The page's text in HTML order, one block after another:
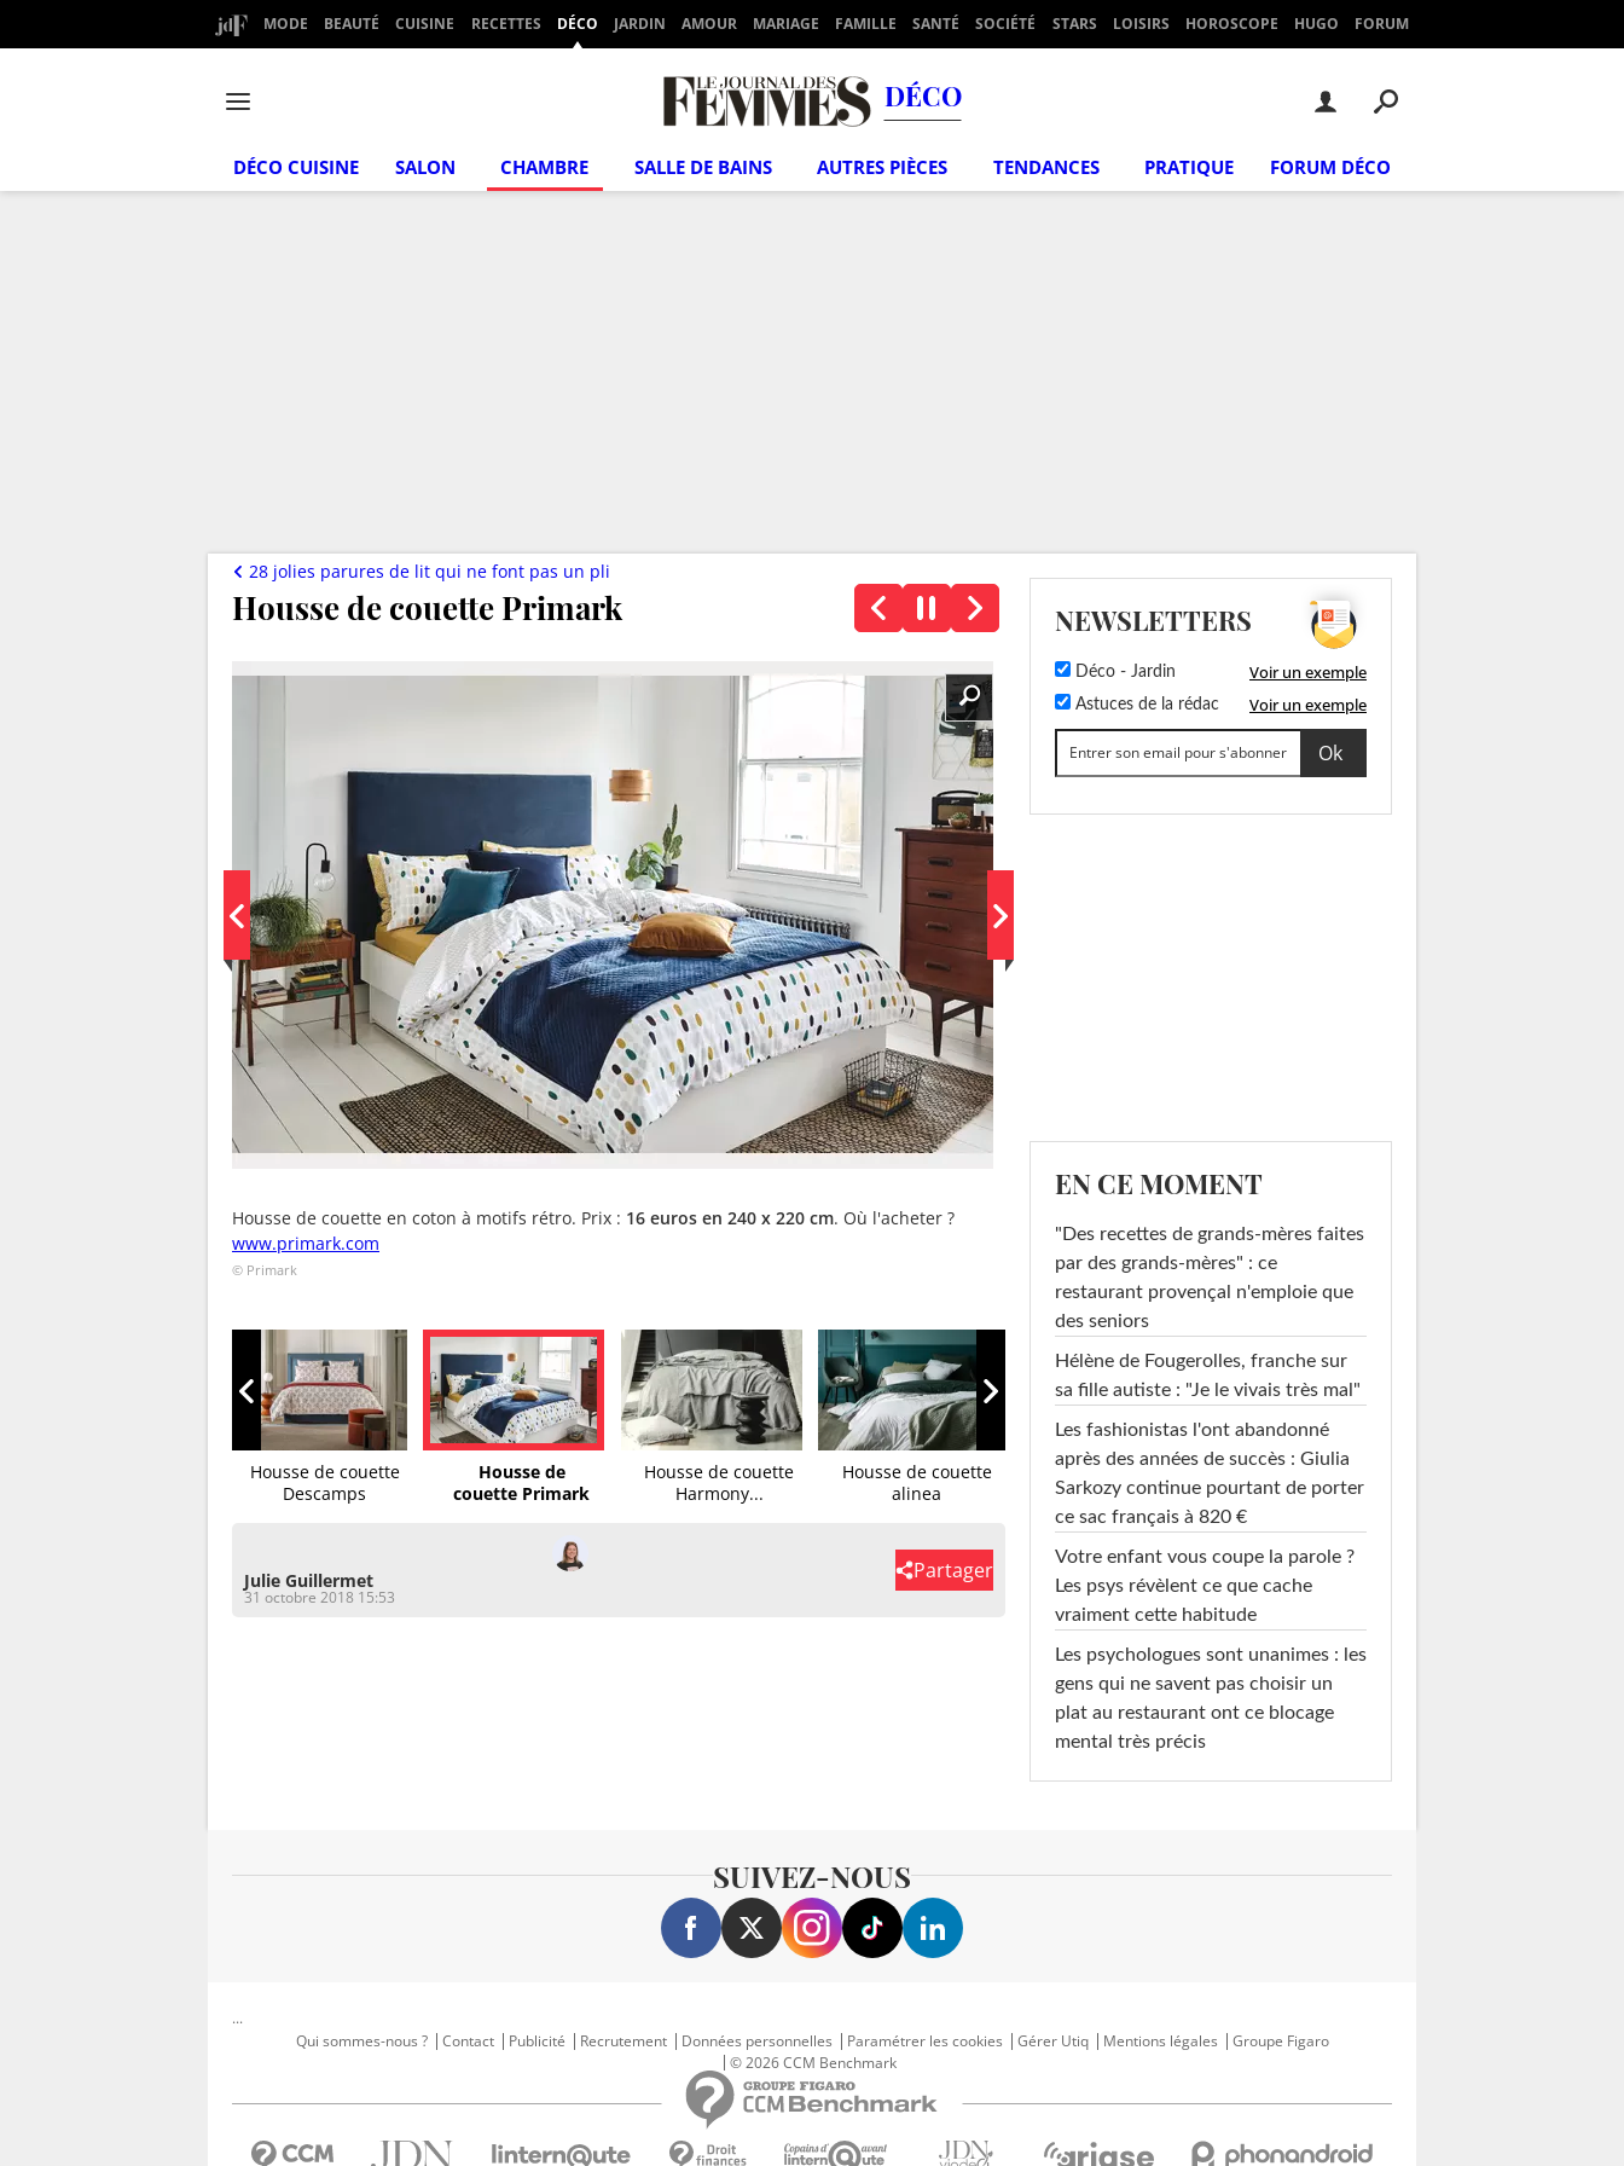
MODE BEAUTÉ CUISINE RECETTES DÉCO JARDIN AMOUR MARIAGE FAMILLE SANTÉ SOCIÉTÉ STARS LOISIRS HOROSCOPE HUGO FORUM
DÉCO
DÉCO CUISINE SALON CHAMBRE SALLE DE BAINS AUTRES PIÈCES TENDANCES PRATIQUE FORUM DÉCO
Housse de couette Primark
28 jolies parures de lit qui ne font pas un pli
Housse de couette en coton à motifs rétro. Prix : 16 euros en 240 x 220 cm. Où l'acheter ?
www.primark.com
© Primark
Housse de couette
Descamps
Housse de
couette Primark
Housse de couette
Harmony...
Housse de couette
alinea
Housse de couette
Bouchara
Housse de couette Jalla
Julie Guillermet
31 octobre 2018 15:53
Partager
NEWSLETTERS
Déco - Jardin Voir un exemple
Astuces de la rédac Voir un exemple
EN CE MOMENT
"Des recettes de grands-mères faites
par des grands-mères" : ce
restaurant provençal n'emploie que
des seniors
Hélène de Fougerolles, franche sur
sa fille autiste : "Je le vivais très mal"
Les fashionistas l'ont abandonné
après des années de succès : Giulia
Sarkozy continue pourtant de porter
ce sac français à 820 €
Votre enfant vous coupe la parole ?
Les psys révèlent ce que cache
vraiment cette habitude
Les psychologues sont unanimes : les
gens qui ne savent pas choisir un
plat au restaurant ont ce blocage
mental très précis
SUIVEZ-NOUS
...
Qui sommes-nous ?
Contact Publicité Recrutement Données personnelles Paramétrer les cookies Gérer Utiq Mentions légales
Groupe Figaro
© 2026 CCM Benchmark